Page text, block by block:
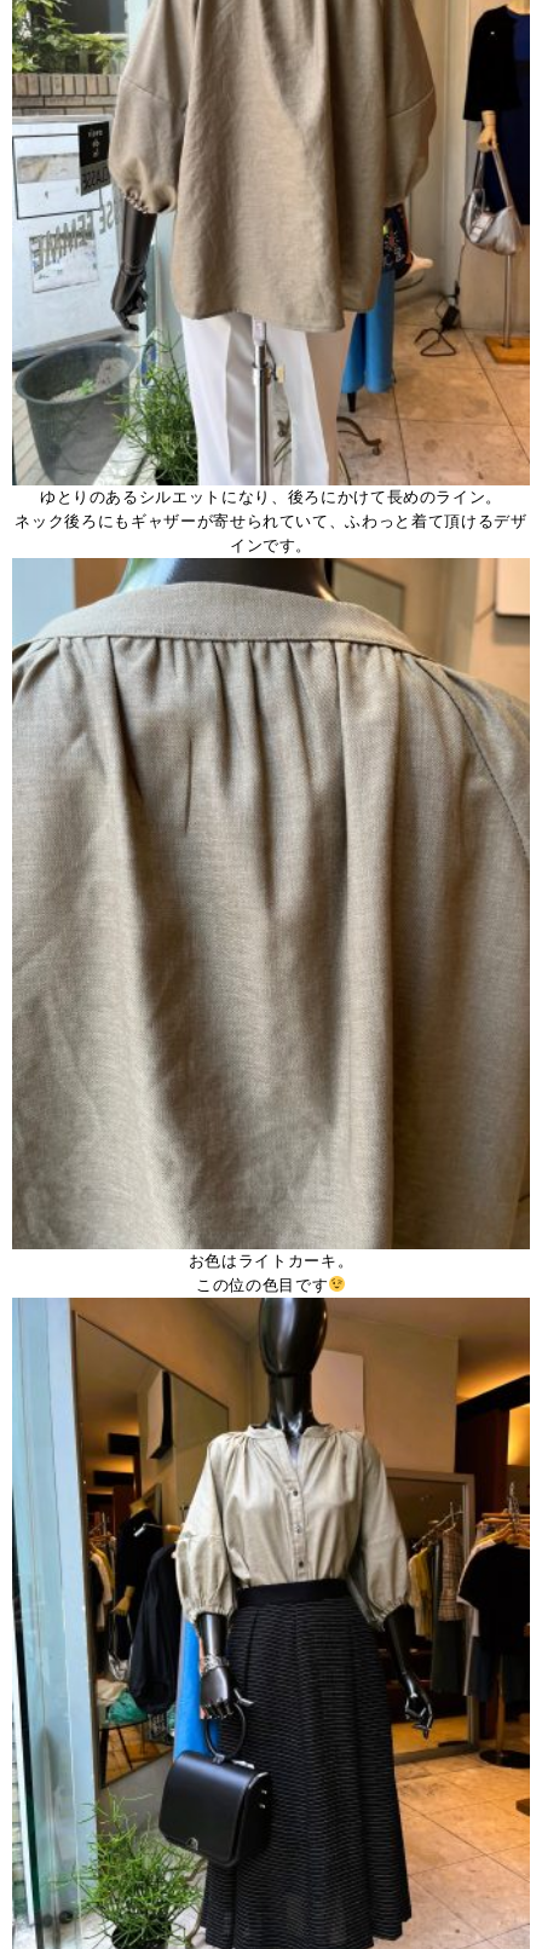
ゆとりのあるシルエットになり、後ろにかけて長めのライン。
ネック後ろにもギャザーが寄せられていて、ふわっと着て頂けるデザ
インです。
お色はライトカーキ。
この位の色目です